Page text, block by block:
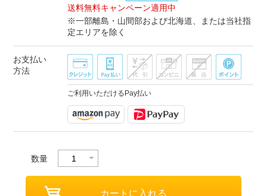
送料無料キャンペーン適用中
※一部離島・山間部および北海道、または当社指
定エリアを除く
お支払い
方法
ご利用いただけるPay払い
数量